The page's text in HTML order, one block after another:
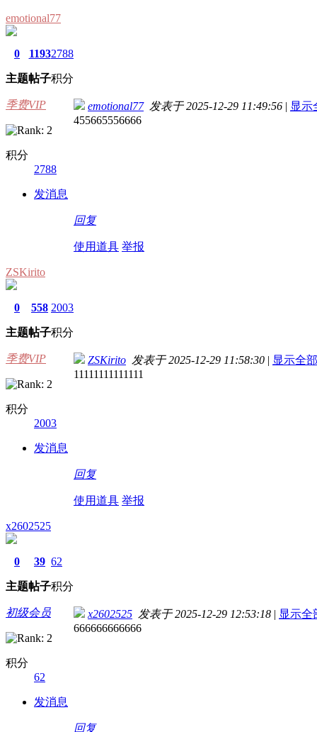
emotional77
0
主题
1193
帖子
2788
积分
季费VIP
积分
2788
发消息
emotional77发表于 2025-12-29 11:49:56 | 显示
455665556666
回复
使用道具 举报
ZSKirito
0
主题
558
帖子
2003
积分
季费VIP
积分
2003
发消息
ZSKirito 发表于 2025-12-29 11:58:30 | 显示全
11111111111111
回复
使用道具 举报
x2602525
0
主题
39
帖子
62
积分
初级会员
积分
62
发消息
x2602525 发表于 2025-12-29 12:53:18 | 显示全
666666666666
回复